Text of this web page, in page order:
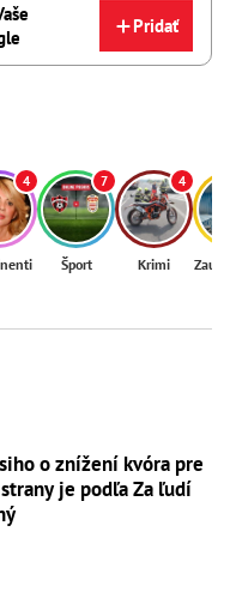
Pridať
4 7
Šport
4
Krimi
o znížení kvóra pre
je podľa Za ľudí